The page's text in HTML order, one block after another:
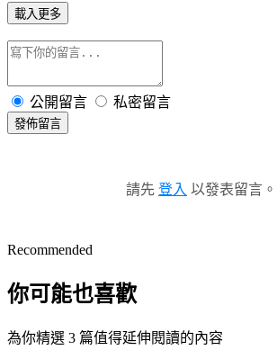
載入更多
公開留言 私密留言
發佈留言
請先 登入 以發表留言。
Recommended
你可能也喜歡
為你精選 3 篇值得延伸閱讀的內容